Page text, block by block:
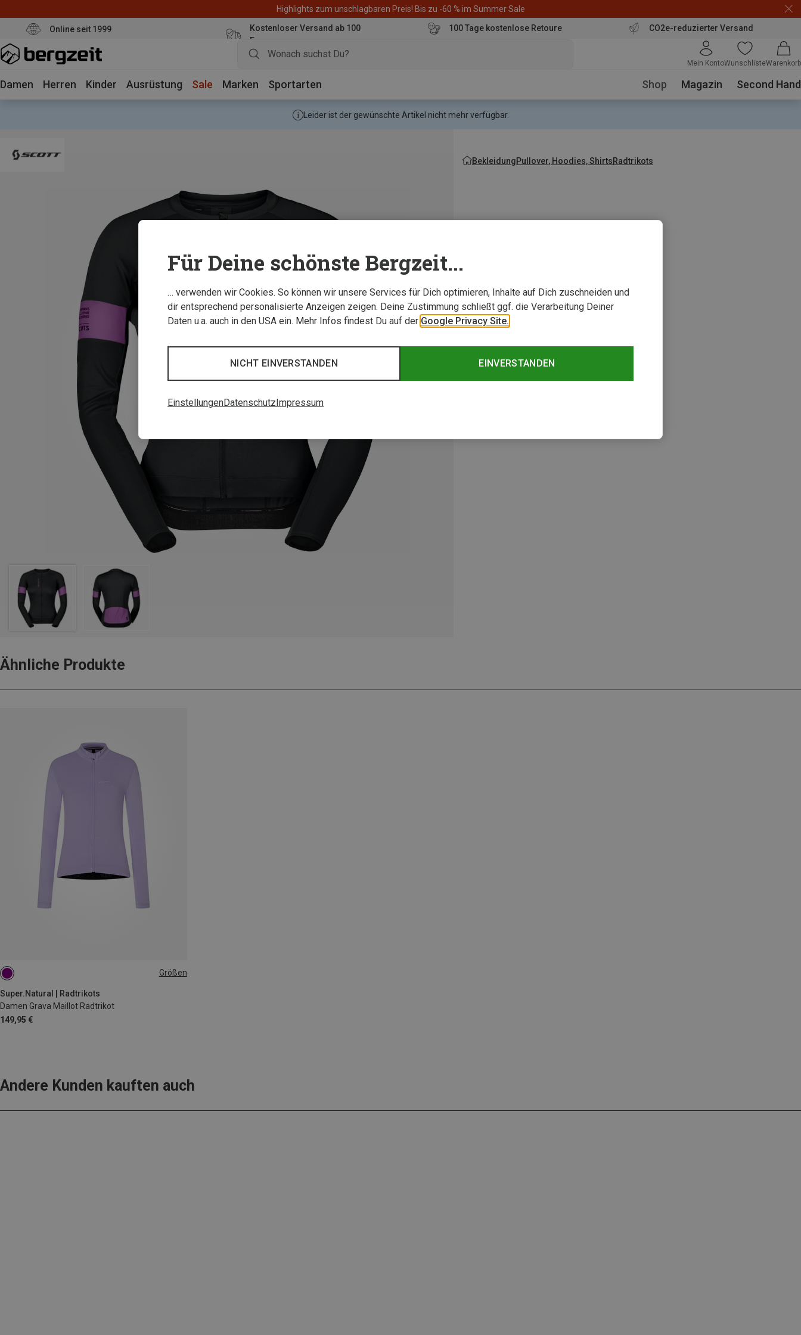
Highlights zum unschlagbaren Preis! Bis zu -60 % im Summer Sale
Online seit 1999
Kostenloser Versand ab 100
Euro
100 Tage kostenlose Retoure CO2e-reduzierter Versand
Mein KontoWunschlisteWarenkorb
Damen Herren Kinder Ausrüstung Sale Marken Sportarten Shop Magazin Second Hand
Leider ist der gewünschte Artikel nicht mehr verfügbar.
BekleidungPullover, Hoodies, ShirtsRadtrikots
Ähnliche Produkte
Größen
Super.Natural | Radtrikots
Damen Grava Maillot Radtrikot
149,95 €
XS
Andere Kunden kauften auch
Für Deine schönste Bergzeit...
… verwenden wir Cookies. So können wir unsere Services für Dich optimieren, Inhalte auf Dich zuschneiden und
dir entsprechend personalisierte Anzeigen zeigen. Deine Zustimmung schließt ggf. die Verarbeitung Deiner
Daten u.a. auch in den USA ein. Mehr Infos findest Du auf der Google Privacy Site.
EINVERSTANDEN
NICHT EINVERSTANDEN
EinstellungenDatenschutzImpressum